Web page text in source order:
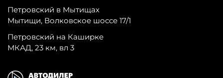
Петровский в Мытищах
Мытищи, Волковское шоссе 17/1
Петровский на Каширке
МКАД, 23 км, вл 3